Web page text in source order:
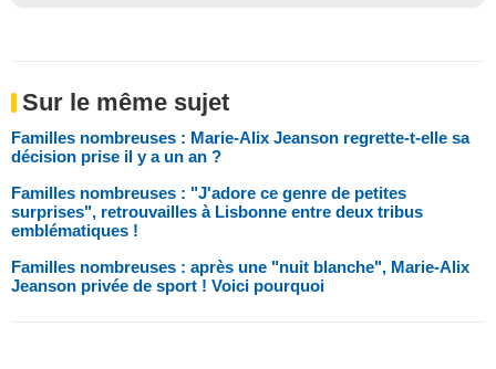
Sur le même sujet
Familles nombreuses : Marie-Alix Jeanson regrette-t-elle sa
décision prise il y a un an ?
Familles nombreuses : "J'adore ce genre de petites
surprises", retrouvailles à Lisbonne entre deux tribus
emblématiques !
Familles nombreuses : après une "nuit blanche", Marie-Alix
Jeanson privée de sport ! Voici pourquoi